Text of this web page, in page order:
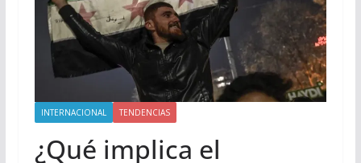
INTERNACIONAL TENDENCIAS
¿Qué implica el